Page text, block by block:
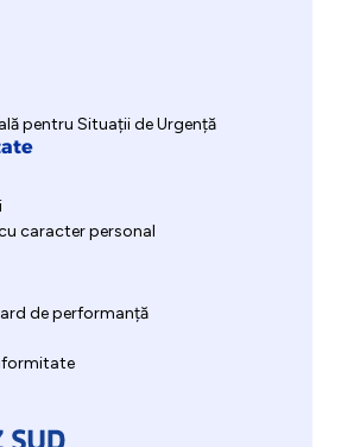
pentru Situații de Urgență
caracter personal
de performanță